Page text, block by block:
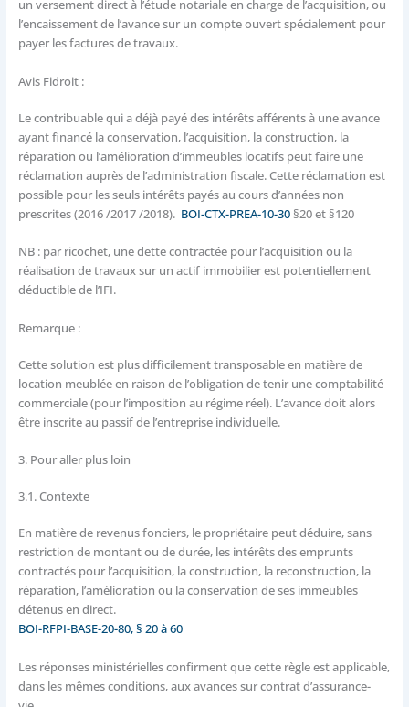
un versement direct à l’étude notariale en charge de l’acquisition, ou
l’encaissement de l’avance sur un compte ouvert spécialement pour
payer les factures de travaux.
Avis Fidroit :
Le contribuable qui a déjà payé des intérêts afférents à une avance
ayant financé la conservation, l’acquisition, la construction, la
réparation ou l’amélioration d’immeubles locatifs peut faire une
réclamation auprès de l’administration fiscale. Cette réclamation est
possible pour les seuls intérêts payés au cours d’années non
prescrites (2016 /2017 /2018). BOI-CTX-PREA-10-30 §20 et §120
NB : par ricochet, une dette contractée pour l’acquisition ou la
réalisation de travaux sur un actif immobilier est potentiellement
déductible de l’IFI.
Remarque :
Cette solution est plus difficilement transposable en matière de
location meublée en raison de l’obligation de tenir une comptabilité
commerciale (pour l’imposition au régime réel). L’avance doit alors
être inscrite au passif de l’entreprise individuelle.
3. Pour aller plus loin
3.1. Contexte
En matière de revenus fonciers, le propriétaire peut déduire, sans
restriction de montant ou de durée, les intérêts des emprunts
contractés pour l’acquisition, la construction, la reconstruction, la
réparation, l’amélioration ou la conservation de ses immeubles
détenus en direct.
BOI-RFPI-BASE-20-80, § 20 à 60
Les réponses ministérielles confirment que cette règle est applicable,
dans les mêmes conditions, aux avances sur contrat d’assurance-